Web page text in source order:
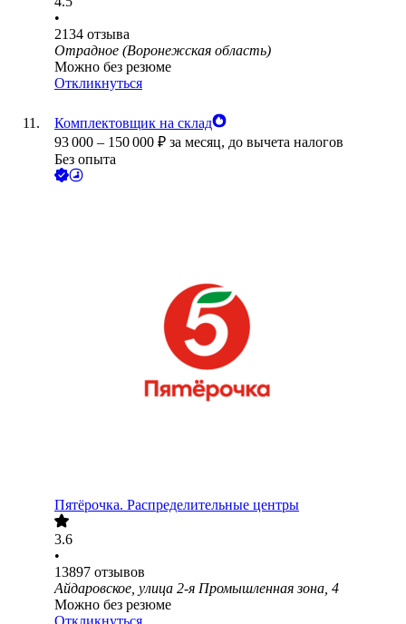
•
2134 отзыва
Отрадное (Воронежская область)
Можно без резюме
Откликнуться
Комплектовщик на склад
93 000 – 150 000 ₽ за месяц, до вычета налогов
Без опыта
Пятёрочка. Распределительные центры
3.6
•
13897 отзывов
Айдаровское, улица 2-я Промышленная зона, 4
Можно без резюме